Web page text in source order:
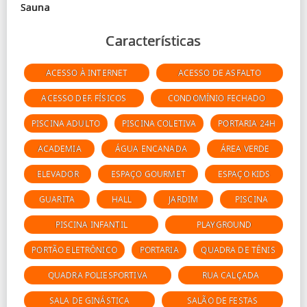
Características
ACESSO À INTERNET ACESSO DE ASFALTO
ACESSO DEF. FÍSICOS CONDOMÍNIO FECHADO
PISCINA ADULTO PISCINA COLETIVA PORTARIA 24H
ACADEMIA ÁGUA ENCANADA ÁREA VERDE
ELEVADOR ESPAÇO GOURMET ESPAÇO KIDS
GUARITA HALL JARDIM PISCINA
PISCINA INFANTIL PLAYGROUND
PORTÃO ELETRÔNICO PORTARIA QUADRA DE TÊNIS
QUADRA POLIESPORTIVA RUA CALÇADA
SALA DE GINÁSTICA SALÃO DE FESTAS